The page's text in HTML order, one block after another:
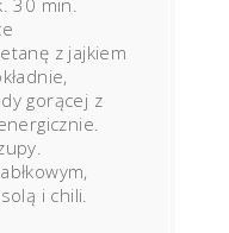
30 min.
z jajkiem
gorącej z
i chili.